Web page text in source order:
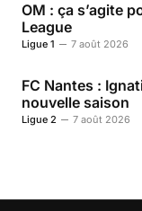
OM : ça s’agite
League
Ligue 1 7 août 2026
FC Nantes :
nouvelle saison
Ligue 2 7 août 2026